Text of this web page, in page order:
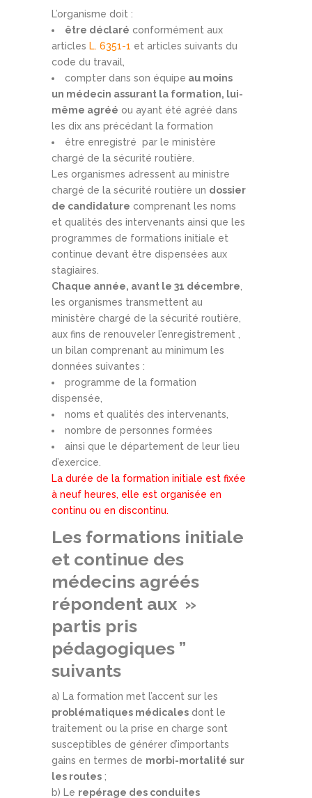
L’organisme doit :
être déclaré conformément aux
articles L. 6351-1 et articles suivants du
code du travail,
compter dans son équipe au moins
un médecin assurant la formation, lui-
même agréé ou ayant été agréé dans
les dix ans précédant la formation
être enregistré par le ministère
chargé de la sécurité routière.
Les organismes adressent au ministre
chargé de la sécurité routière un dossier
de candidature comprenant les noms
et qualités des intervenants ainsi que les
programmes de formations initiale et
continue devant être dispensées aux
stagiaires.
Chaque année, avant le 31 décembre,
les organismes transmettent au
ministère chargé de la sécurité routière,
aux fins de renouveler l’enregistrement ,
un bilan comprenant au minimum les
données suivantes :
programme de la formation
dispensée,
noms et qualités des intervenants,
nombre de personnes formées
ainsi que le département de leur lieu
d’exercice.
La durée de la formation initiale est fixée
à neuf heures, elle est organisée en
continu ou en discontinu.
Les formations initiale
et continue des
médecins agréés
répondent aux »
partis pris
pédagogiques ”
suivants
a) La formation met l’accent sur les
problématiques médicales dont le
traitement ou la prise en charge sont
susceptibles de générer d’importants
gains en termes de morbi-mortalité sur
les routes ;
b) Le repérage des conduites